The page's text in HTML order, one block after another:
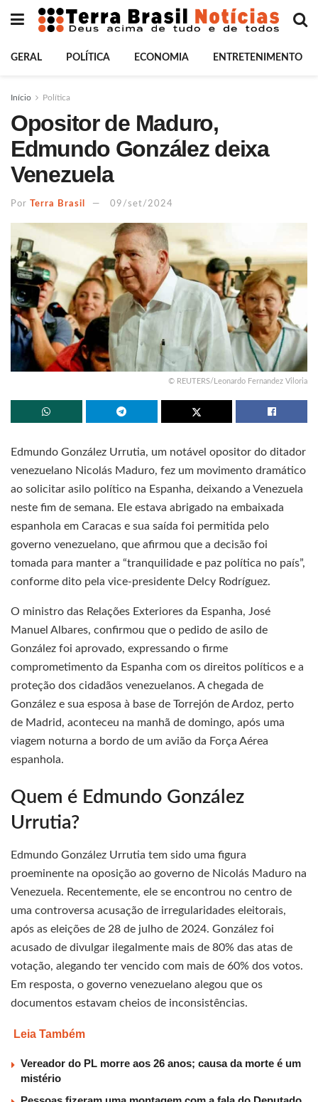
GERAL POLÍTICA ECONOMIA ENTRETENIMENTO
Início Política
Opositor de Maduro,
Edmundo González deixa
Venezuela
Por Terra Brasil 09/set/2024
© REUTERS/Leonardo Fernandez Viloria
Edmundo González Urrutia, um notável opositor do ditador
venezuelano Nicolás Maduro, fez um movimento dramático
ao solicitar asilo político na Espanha, deixando a Venezuela
neste fim de semana. Ele estava abrigado na embaixada
espanhola em Caracas e sua saída foi permitida pelo
governo venezuelano, que afirmou que a decisão foi
tomada para manter a “tranquilidade e paz política no país”,
conforme dito pela vice-presidente Delcy Rodríguez.
O ministro das Relações Exteriores da Espanha, José
Manuel Albares, confirmou que o pedido de asilo de
González foi aprovado, expressando o firme
comprometimento da Espanha com os direitos políticos e a
proteção dos cidadãos venezuelanos. A chegada de
González e sua esposa à base de Torrejón de Ardoz, perto
de Madrid, aconteceu na manhã de domingo, após uma
viagem noturna a bordo de um avião da Força Aérea
espanhola.
Quem é Edmundo González
Urrutia?
Edmundo González Urrutia tem sido uma figura
proeminente na oposição ao governo de Nicolás Maduro na
Venezuela. Recentemente, ele se encontrou no centro de
uma controversa acusação de irregularidades eleitorais,
após as eleições de 28 de julho de 2024. González foi
acusado de divulgar ilegalmente mais de 80% das atas de
votação, alegando ter vencido com mais de 60% dos votos.
Em resposta, o governo venezuelano alegou que os
documentos estavam cheios de inconsistências.
Leia Também
Vereador do PL morre aos 26 anos; causa da morte é um
mistério